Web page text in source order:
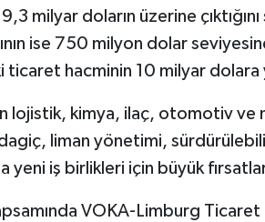
milyar doların üzerine
ise 750 milyon dolar
ticaret hacminin 10 milyar dolara
lojistik, kimya, ilaç, otomotiv
liman yönetimi,
yeni iş birlikleri için büyük
VOKA-Limburg